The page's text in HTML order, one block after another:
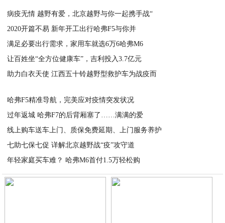
病疫无情 越野有爱，北京越野与你一起携手战“
2020开篇不易 新年开工出行哈弗F5与你并
满足必要出行需求，家用车就选6万6哈弗M6
让百姓坐“全方位健康车”，吉利投入3.7亿元
助力白衣天使 江西五十铃越野型救护车为战疫而
哈弗F5精准导航，完美应对疫情突发状况
过年返城 哈弗F7的后背厢塞了……满满的爱
线上购车送车上门、质保免费延期、上门服务养护
七助七保七促 详解北京越野战“疫”攻守道
年轻家庭买车难？ 哈弗M6首付1.5万轻松购
2020-02-10